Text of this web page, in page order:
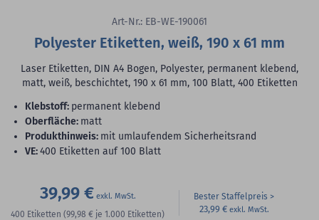
Art-Nr.: EB-WE-190061
Polyester Etiketten, weiß, 190 x 61 mm
Laser Etiketten, DIN A4 Bogen, Polyester, permanent klebend,
matt, weiß, beschichtet, 190 x 61 mm, 100 Blatt, 400 Etiketten
Klebstoff: permanent klebend
Oberfläche: matt
Produkthinweis: mit umlaufendem Sicherheitsrand
VE:400 Etiketten auf 100 Blatt
39,99 €
400 Etiketten (99,98 € je 1.000 Etiketten)
Bester Staffelpreis
23,99 €